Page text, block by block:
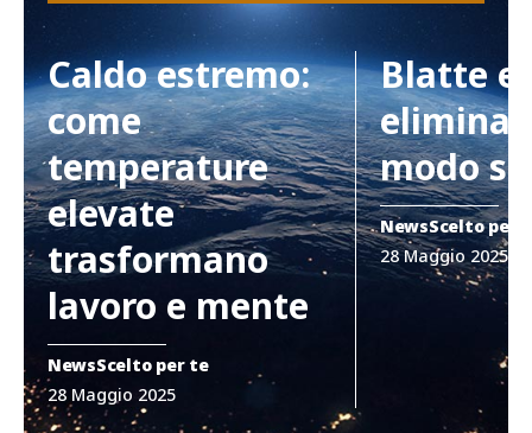
Caldo estremo:
come
temperature
elevate
trasformano
lavoro e mente
NewsScelto per te
28 Maggio 2025
Blatte e
modo
NewsScelto per
28 Maggio 2025